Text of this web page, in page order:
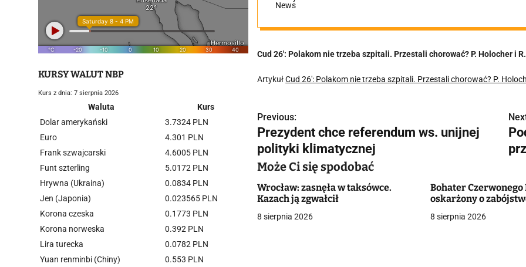
News
Cud 26′: Polakom nie trzeba szpitali. Przestali chorować? P. Holocher i
ArtykułCud 26′: Polakom nie trzeba szpitali. Przestali chorować? P.
N
a
w
i
g
Previous:
Prezydent chce referendum ws. unijnej
polityki klimatycznej
Może Ci się spodobać
Wrocław: zasnęła w taksówce.
Kazach ją zgwałcił
8 sierpnia 2026
Bohater Czerwonego
oskarżony o
8 sierpnia 2026
KURSY WALUT NBP
Kurs z dnia: 7 sierpnia 2026
Waluta
Kurs
Dolar amerykański
3.7324 PLN
Euro
4.301 PLN
Frank szwajcarski
4.6005 PLN
Funt szterling
5.0172 PLN
Hrywna (Ukraina)
0.0834 PLN
Jen (Japonia)
0.023565 PLN
Korona czeska
0.1773 PLN
Korona norweska
0.392 PLN
Lira turecka
0.0782 PLN
Yuan renminbi (Chiny)
0.553 PLN